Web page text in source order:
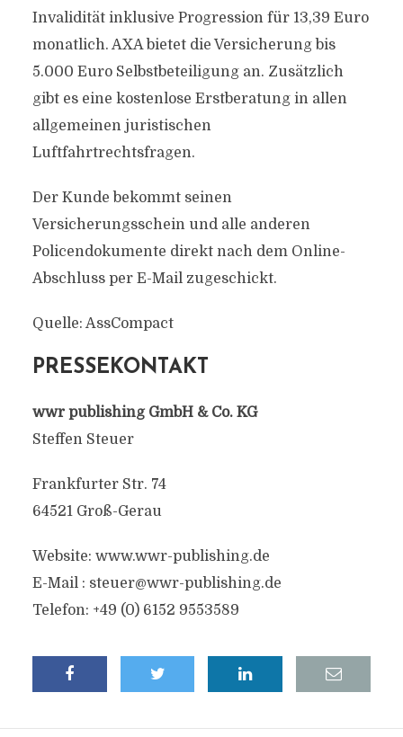
Invalidität inklusive Progression für 13,39 Euro
monatlich. AXA bietet die Versicherung bis
5.000 Euro Selbstbeteiligung an. Zusätzlich
gibt es eine kostenlose Erstberatung in allen
allgemeinen juristischen
Luftfahrtrechtsfragen.
Der Kunde bekommt seinen
Versicherungsschein und alle anderen
Policendokumente direkt nach dem Online-
Abschluss per E-Mail zugeschickt.
Quelle: AssCompact
PRESSEKONTAKT
wwr publishing GmbH & Co. KG
Steffen Steuer
Frankfurter Str. 74
64521 Groß-Gerau
Website: www.wwr-publishing.de
E-Mail : steuer@wwr-publishing.de
Telefon: +49 (0) 6152 9553589